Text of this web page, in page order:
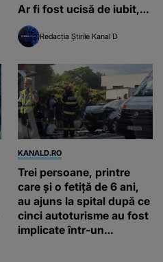
Ar fi fost ucisă de iubit,
care a lăsat-o într-o baltă
de sânge: "S-a răzbunat"
Redacția Știrile Kanal D
KANALD.RO
Trei persoane, printre
care și o fetiță de 6 ani,
au ajuns la spital după ce
cinci autoturisme au fost
implicate într-un